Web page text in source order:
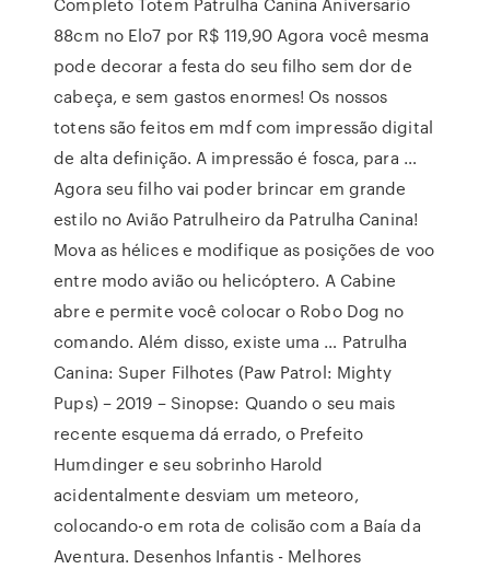
88cm no Elo7 por R$ 119,90 Agora você mesma
pode decorar a festa do seu filho sem dor de
cabeça, e sem gastos enormes! Os nossos
totens são feitos em mdf com impressão digital
de alta definição. A impressão é fosca, para …
Agora seu filho vai poder brincar em grande
estilo no Avião Patrulheiro da Patrulha Canina!
Mova as hélices e modifique as posições de voo
entre modo avião ou helicóptero. A Cabine
abre e permite você colocar o Robo Dog no
comando. Além disso, existe uma … Patrulha
Canina: Super Filhotes (Paw Patrol: Mighty
Pups) – 2019 – Sinopse: Quando o seu mais
recente esquema dá errado, o Prefeito
Humdinger e seu sobrinho Harold
acidentalmente desviam um meteoro,
colocando-o em rota de colisão com a Baía da
Aventura. Desenhos Infantis - Melhores